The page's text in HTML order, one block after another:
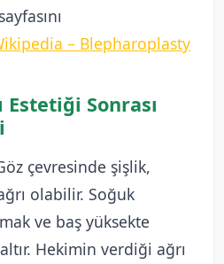
– Blepharoplasty
Estetiği Sonrası
çevresinde şişlik,
olabilir. Soğuk
ve baş yüksekte
Hekimin verdiği ağrı